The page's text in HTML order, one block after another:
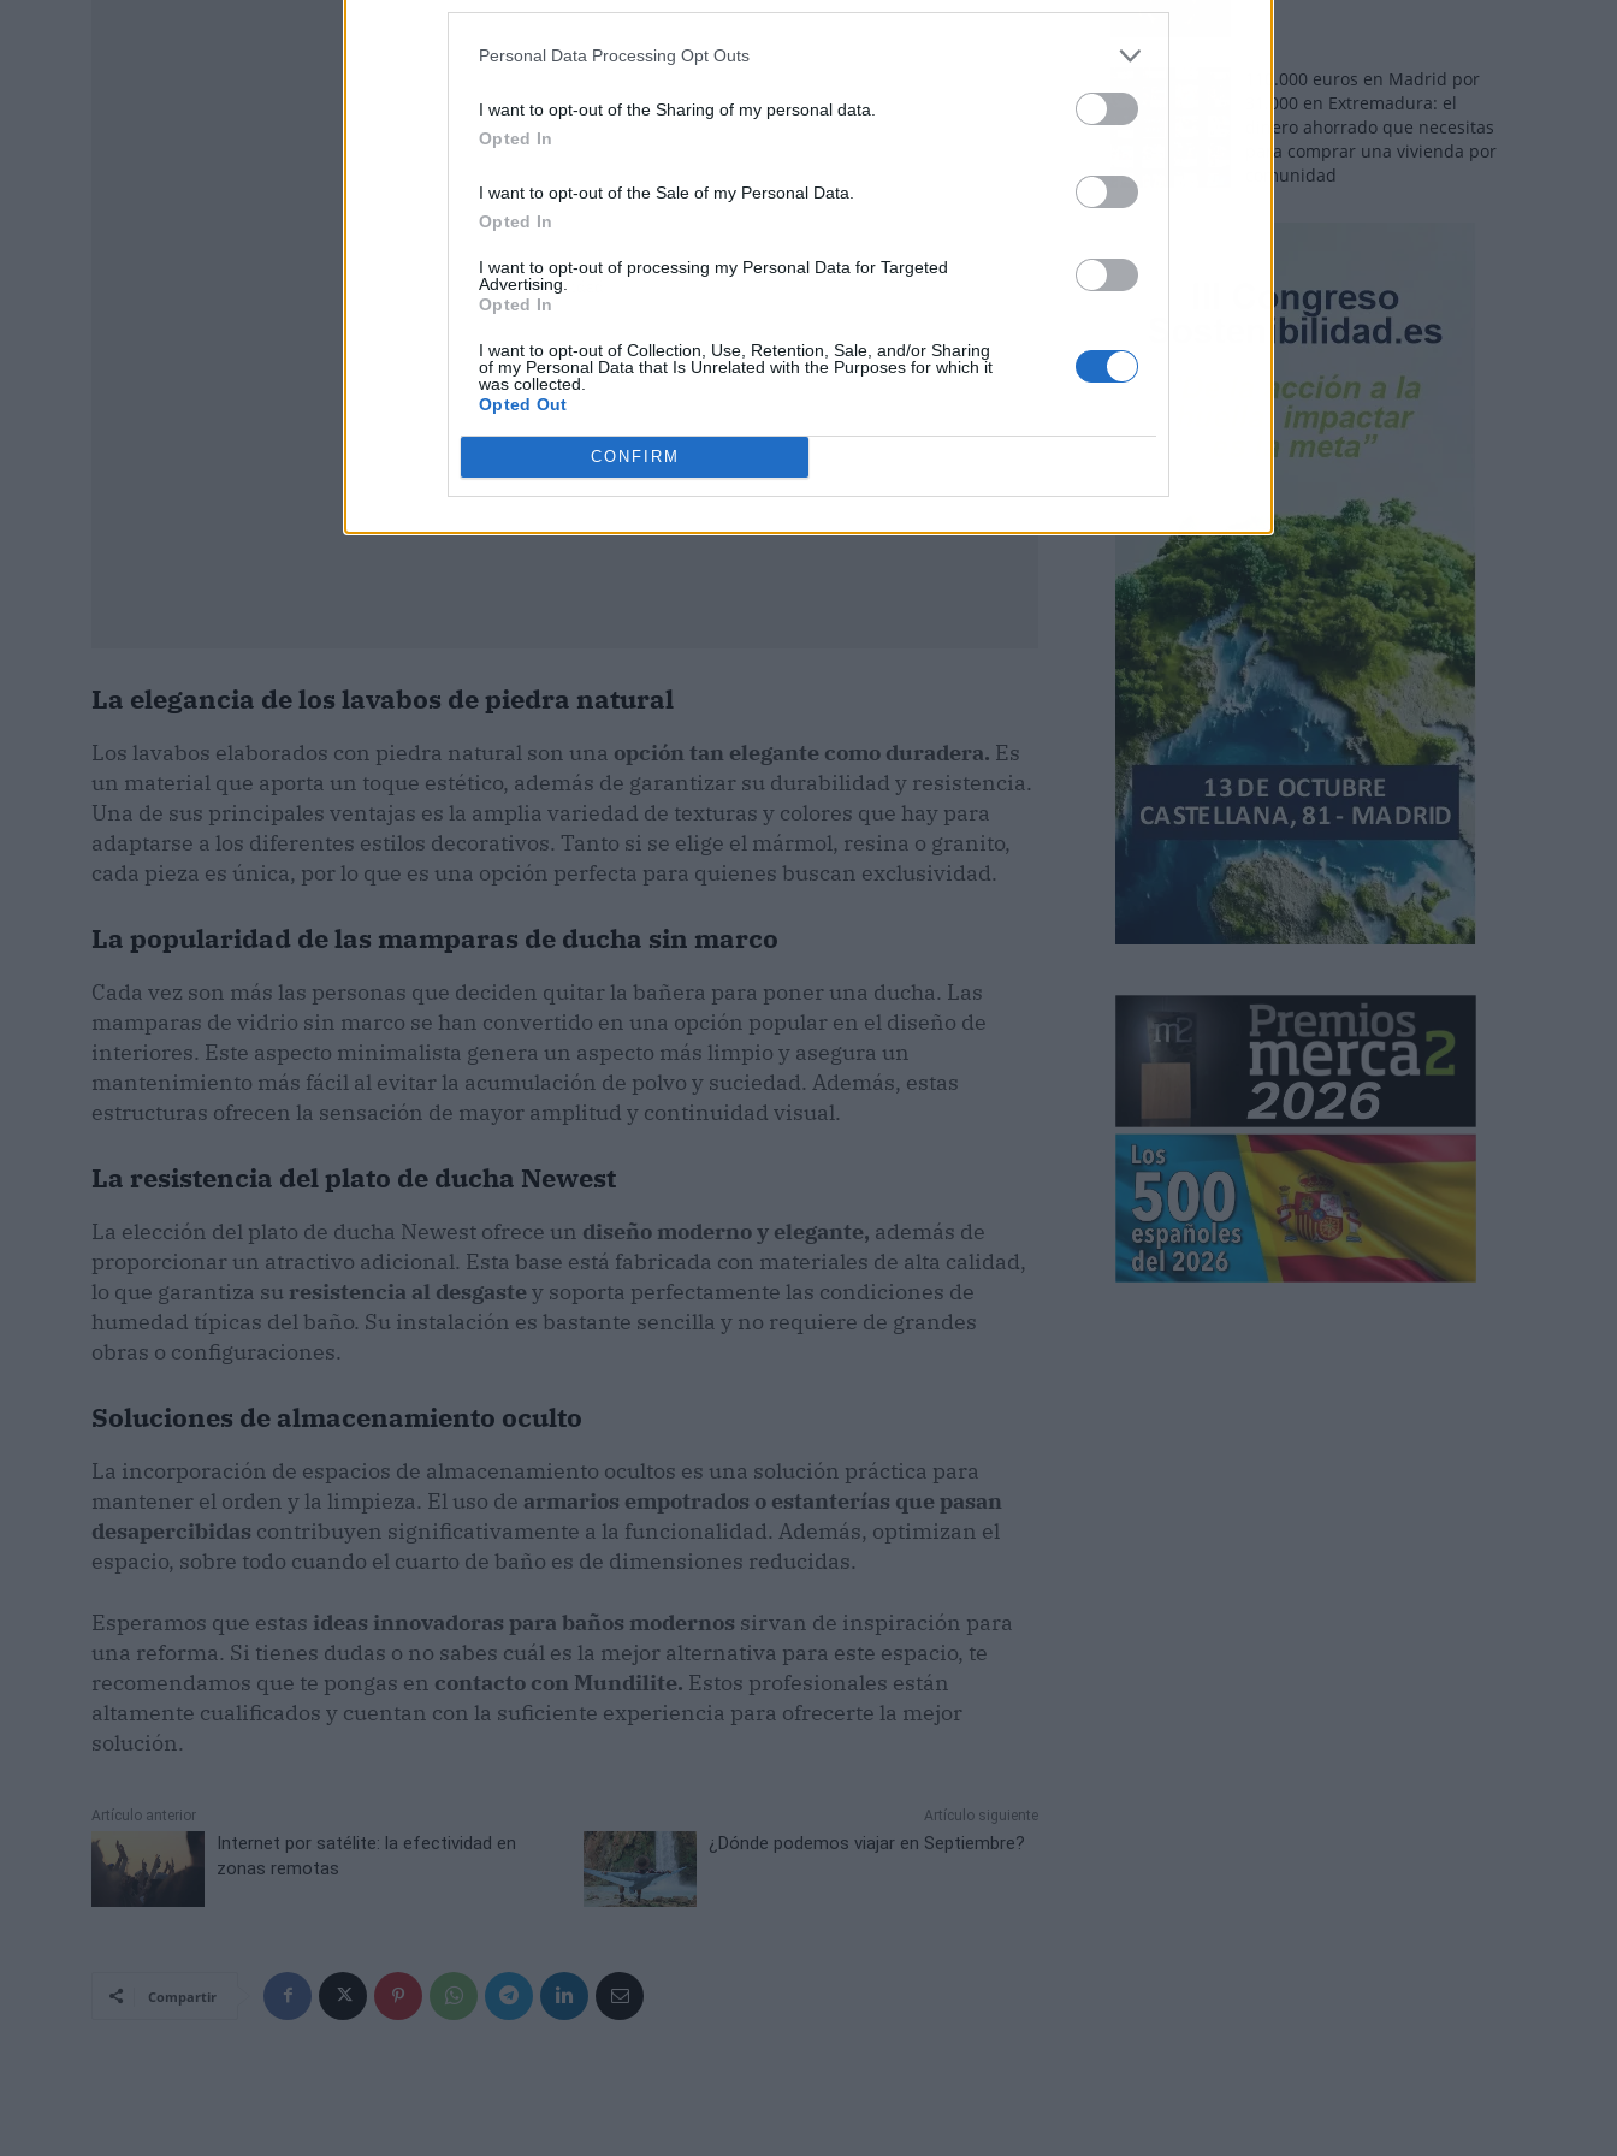
Personal Data Processing Opt Outs
I want to opt-out of the Sharing of my personal data.
Opted In
I want to opt-out of the Sale of my Personal Data.
Opted In
I want to opt-out of processing my Personal Data for Targeted
Advertising.
Opted In
I want to opt-out of Collection, Use, Retention, Sale, and/or Sharing
of my Personal Data that Is Unrelated with the Purposes for which it
was collected.
Opted Out
CONFIRM
Publicidad
La elegancia de los lavabos de piedra natural
Los lavabos elaborados con piedra natural son una opción tan elegante como duradera. Es
un material que aporta un toque estético, además de garantizar su durabilidad y resistencia.
Una de sus principales ventajas es la amplia variedad de texturas y colores que hay para
adaptarse a los diferentes estilos decorativos. Tanto si se elige el mármol, resina o granito,
cada pieza es única, por lo que es una opción perfecta para quienes buscan exclusividad.
La popularidad de las mamparas de ducha sin marco
Cada vez son más las personas que deciden quitar la bañera para poner una ducha. Las
mamparas de vidrio sin marco se han convertido en una opción popular en el diseño de
interiores. Este aspecto minimalista genera un aspecto más limpio y asegura un
mantenimiento más fácil al evitar la acumulación de polvo y suciedad. Además, estas
estructuras ofrecen la sensación de mayor amplitud y continuidad visual.
La resistencia del plato de ducha Newest
La elección del plato de ducha Newest ofrece un diseño moderno y elegante, además de
proporcionar un atractivo adicional. Esta base está fabricada con materiales de alta calidad,
lo que garantiza su resistencia al desgastey soporta perfectamente las condiciones de
humedad típicas del baño. Su instalación es bastante sencilla y no requiere de grandes
obras o configuraciones.
Soluciones de almacenamiento oculto
La incorporación de espacios de almacenamiento ocultos es una solución práctica para
mantener el orden y la limpieza. El uso de armarios empotrados o estanterías que pasan
desapercibidas contribuyen significativamente a la funcionalidad. Además, optimizan el
espacio, sobre todo cuando el cuarto de baño es de dimensiones reducidas.
Esperamos que estas ideas innovadoras para baños modernos sirvan de inspiración para
una reforma. Si tienes dudas o no sabes cuál es la mejor alternativa para este espacio, te
recomendamos que te pongas en contacto con Mundilite. Estos profesionales están
altamente cualificados y cuentan con la suficiente experiencia para ofrecerte la mejor
solución.
Artículo anterior
Internet por satélite: la efectividad en
zonas remotas
Artículo siguiente
¿Dónde podemos viajar en Septiembre?
Compartir
110.000 euros en Madrid por
31.000 en Extremadura: el
dinero ahorrado que necesitas
para comprar una vivienda por
comunidad